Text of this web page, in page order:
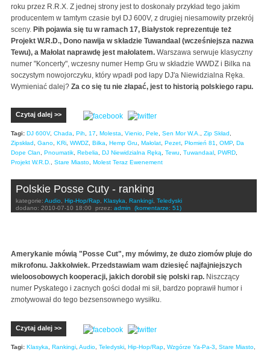
roku przez R.R.X. Z jednej strony jest to doskonały przykład tego jakim
producentem w tamtym czasie był DJ 600V, z drugiej niesamowity przekrój
sceny. Pih pojawia się tu w ramach 17, Białystok reprezentuje też
Projekt W.R.D., Dono nawija w składzie Tuwandaal (wcześniejsza nazwa
Tewu), a Małolat naprawdę jest małolatem. Warszawa serwuje klasyczny
numer "Koncerty", wczesny numer Hemp Gru w składzie WWDZ i Bilka na
soczystym nowojorczyku, który wpadł pod łapy DJ'a Niewidzialna Ręka.
Wymieniać dalej? Za co się tu nie złapać, jest to historią polskiego rapu.
Czytaj dalej >>
Tagi: DJ 600V, Chada Pih 17 Molesta Vienio Pele Sen Mor W.A. Zip Skład
Zipskład
Gano KRi WWDZ Bilka Hemp Gru Małolat Pezet Płomień 81 OMP, Da
Dope Clan
Pnoumatik Rebelia DJ Niewidzialna Ręką Tewu Tuwandaal PWRD
Projekt W.R.D.
Stare Miasto Molest Teraz Ewenement
Polskie Posse Cuty - ranking
kategorie: Audio Hip-Hop/Rap Klasyka Rankingi Teledyski
dodano: 2010-07-10 18:00 przez: admin (komentarze: 51)
Amerykanie mówią "Posse Cut", my mówimy, że dużo ziomów pluje do
mikrofonu. Jakkolwiek. Przedstawiam wam dziesięć najfajniejszych
wieloosobowych kooperacji, jakich dorobił się polski rap. Niszczący
numer Pyskatego i zacnych gości dodał mi sił, bardzo poprawił humor i
zmotywował do tego bezsensownego wysiłku.
Czytaj dalej >>
Tagi: Klasyka Rankingi Audio Teledyski Hip-Hop/Rap Wzgórze Ya-Pa-3 Stare Miasto